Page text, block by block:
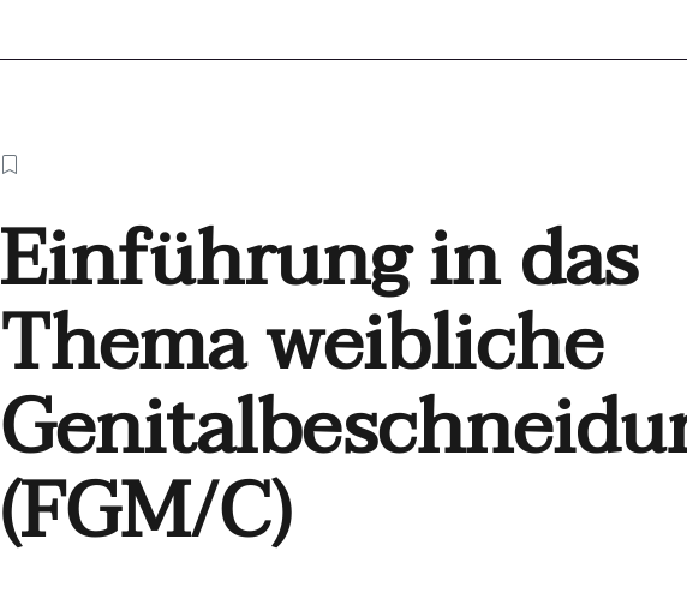
Einführung in das
Thema weibliche
(FGM/C)